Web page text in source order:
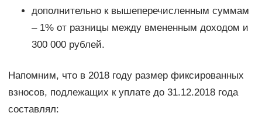
дополнительно к вышеперечисленным суммам
– 1% от разницы между вмененным доходом и
300 000 рублей.
Напомним, что в 2018 году размер фиксированных
взносов, подлежащих к уплате до 31.12.2018 года
составлял: